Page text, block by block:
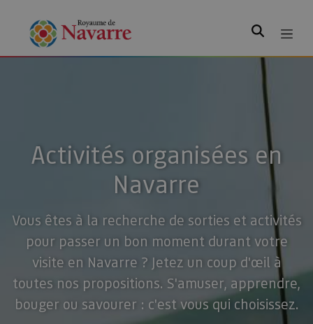
Rechercher
Activités organisées en
Navarre
Vous êtes à la recherche de sorties et activités
pour passer un bon moment durant votre
visite en Navarre ? Jetez un coup d'œil à
toutes nos propositions. S'amuser, apprendre,
bouger ou savourer : c'est vous qui choisissez.